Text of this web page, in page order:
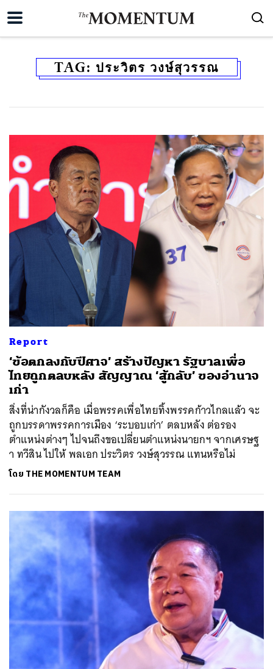
TAG: ประวิตร วงษ์สุวรรณ
Report
‘ข้อตกลงกับปีศาจ’ สร้างปัญหา รัฐบาลเพื่อ
ไทยถูกตลบหลัง สัญญาณ ‘สู้กลับ’ ของอำนาจ
เก่า
สิ่งที่น่ากังวลก็คือ เมื่อพรรคเพื่อไทยทิ้งพรรคก้าวไกลแล้ว จะ
ถูกบรรดาพรรคการเมือง ‘ระบอบเก่า’ ตลบหลัง ต่อรอง
ตำแหน่งต่างๆ ไปจนถึงขอเปลี่ยนตำแหน่งนายกฯ จากเศรษฐ
า ทวีสิน ไปให้ พลเอก ประวิตร วงษ์สุวรรณ แทนหรือไม่
โดย THE MOMENTUM TEAM